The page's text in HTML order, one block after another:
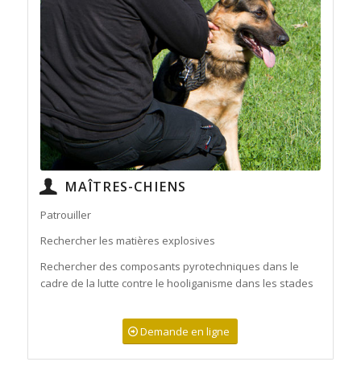
MAÎTRES-CHIENS
Patrouiller
Rechercher les matières explosives
Rechercher des composants pyrotechniques dans le
cadre de la lutte contre le hooliganisme dans les stades
Demande en ligne